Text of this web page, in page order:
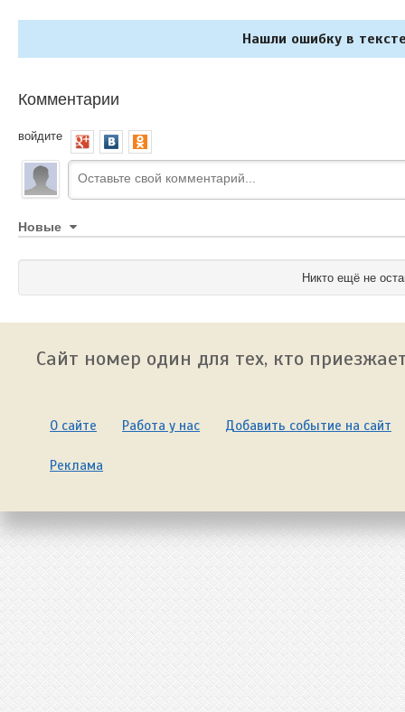
Нашли ошибку в
Комментарии
войдите
Новые
Никто ещё не
Сайт номер один для тех, кто
О сайте Работа у нас Добавить событие на сайт
Реклама